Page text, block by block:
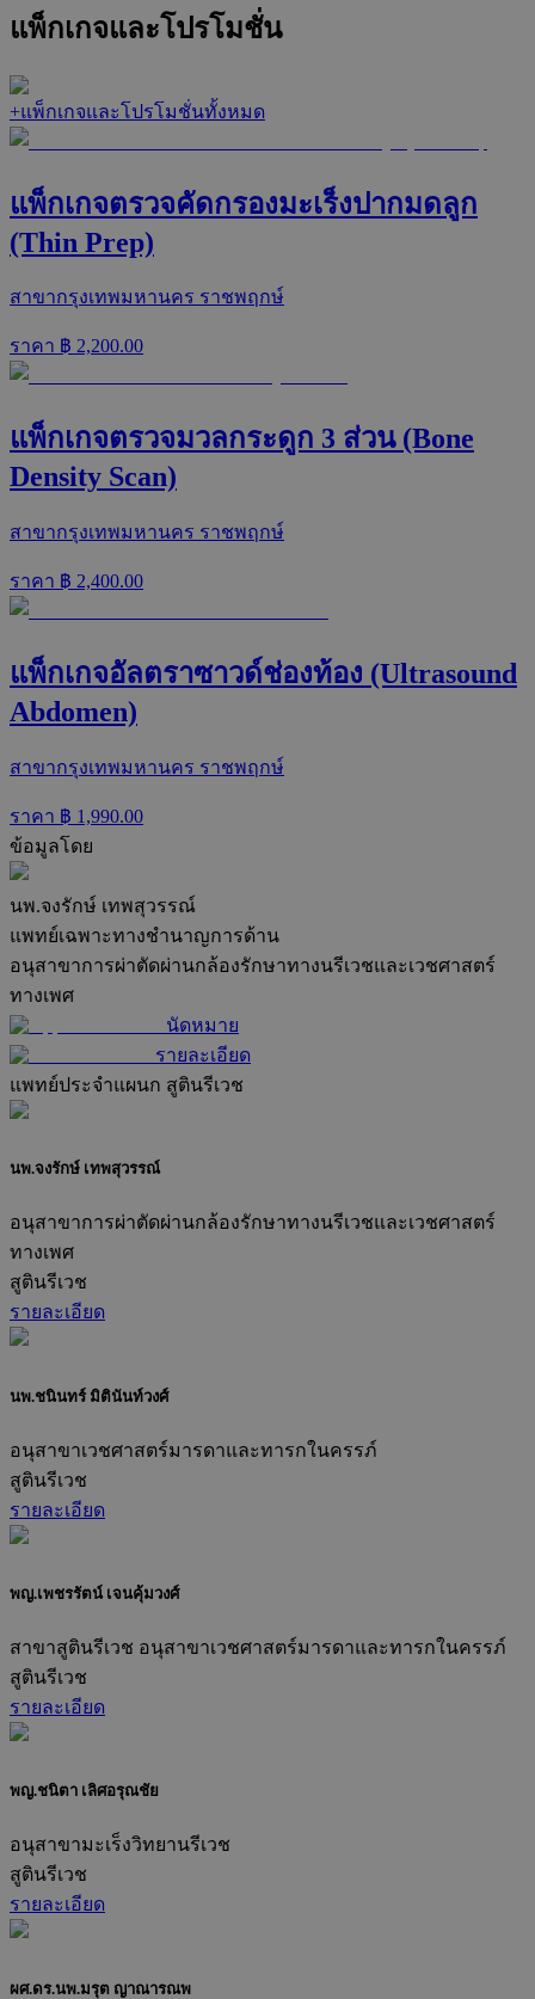
แพ็กเกจและโปรโมชั่น
+แพ็กเกจและโปรโมชั่นทั้งหมด
แพ็กเกจตรวจคัดกรองมะเร็งปากมดลูก
(Thin Prep)
สาขากรุงเทพมหานคร ราชพฤกษ์
ราคา ฿ 2,200.00
แพ็กเกจตรวจมวลกระดูก 3 ส่วน (Bone
Density Scan)
สาขากรุงเทพมหานคร ราชพฤกษ์
ราคา ฿ 2,400.00
แพ็กเกจอัลตราซาวด์ช่องท้อง (Ultrasound
Abdomen)
สาขากรุงเทพมหานคร ราชพฤกษ์
ราคา ฿ 1,990.00
ข้อมูลโดย
นพ.จงรักษ์ เทพสุวรรณ์
แพทย์เฉพาะทางชำนาญการด้าน
อนุสาขาการผ่าตัดผ่านกล้องรักษาทางนรีเวชและเวชศาสตร์
ทางเพศ
นัดหมาย
รายละเอียด
แพทย์ประจำแผนก สูตินรีเวช
นพ.จงรักษ์ เทพสุวรรณ์
อนุสาขาการผ่าตัดผ่านกล้องรักษาทางนรีเวชและเวชศาสตร์
ทางเพศ
สูตินรีเวช
รายละเอียด
นพ.ชนินทร์ มิตินันท์วงศ์
อนุสาขาเวชศาสตร์มารดาและทารกในครรภ์
สูตินรีเวช
รายละเอียด
พญ.เพชรรัตน์ เจนคุ้มวงศ์
สาขาสูตินรีเวช อนุสาขาเวชศาสตร์มารดาและทารกในครรภ์
สูตินรีเวช
รายละเอียด
พญ.ชนิตา เลิศอรุณชัย
อนุสาขามะเร็งวิทยานรีเวช
สูตินรีเวช
รายละเอียด
ผศ.ดร.นพ.มรุต ญาณารณพ